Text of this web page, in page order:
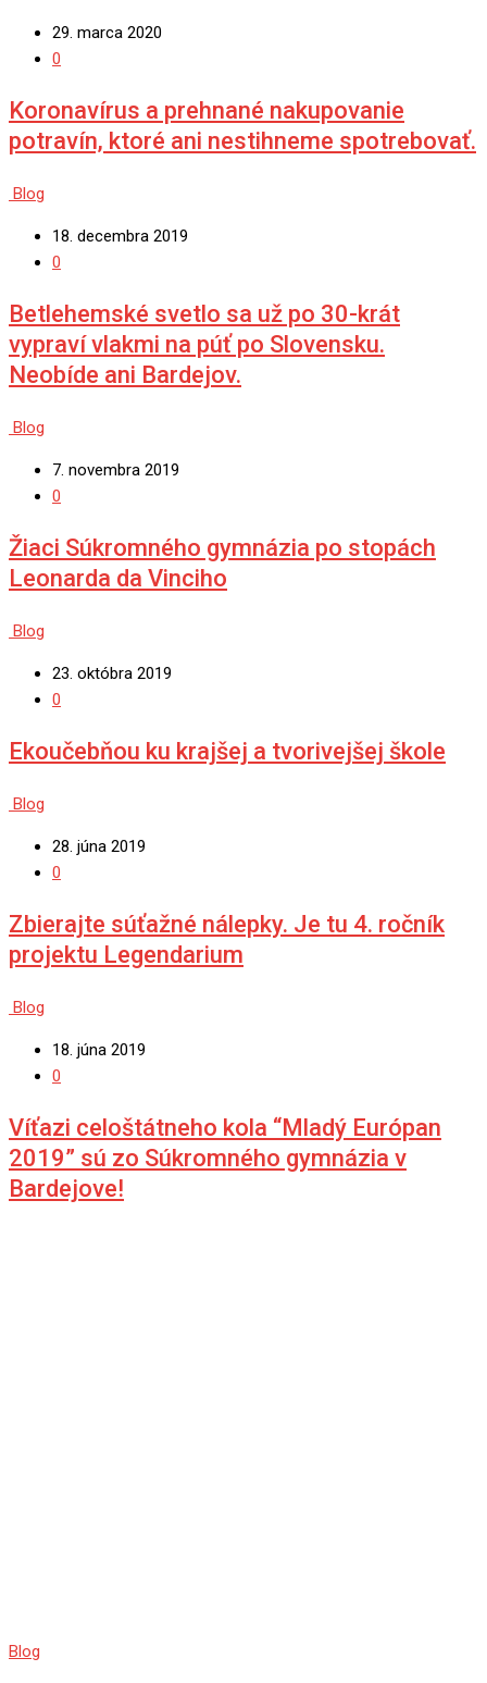
29. marca 2020
0
Koronavírus a prehnané nakupovanie
potravín, ktoré ani nestihneme spotrebovať.
Blog
18. decembra 2019
0
Betlehemské svetlo sa už po 30-krát
vypraví vlakmi na púť po Slovensku.
Neobíde ani Bardejov.
Blog
7. novembra 2019
0
Žiaci Súkromného gymnázia po stopách
Leonarda da Vinciho
Blog
23. októbra 2019
0
Ekoučebňou ku krajšej a tvorivejšej škole
Blog
28. júna 2019
0
Zbierajte súťažné nálepky. Je tu 4. ročník
projektu Legendarium
Blog
18. júna 2019
0
Víťazi celoštátneho kola “Mladý Európan
2019” sú zo Súkromného gymnázia v
Bardejove!
Blog